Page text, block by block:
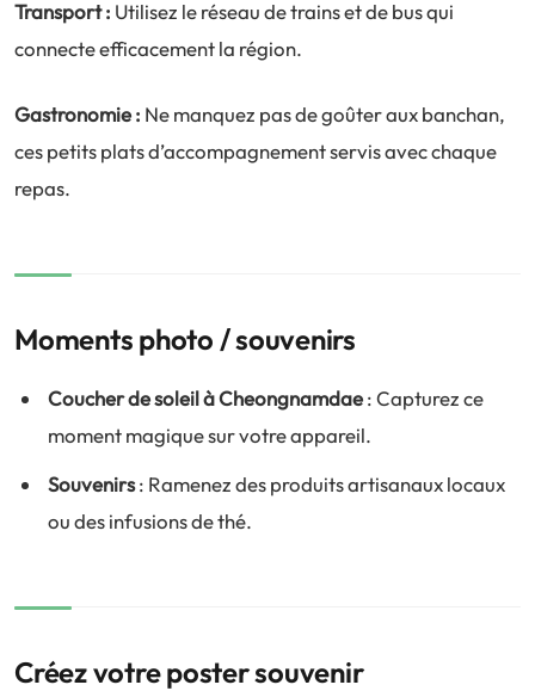
Transport : Utilisez le réseau de trains et de bus qui
connecte efficacement la région.
Gastronomie : Ne manquez pas de goûter aux banchan,
ces petits plats d’accompagnement servis avec chaque
repas.
Moments photo / souvenirs
Coucher de soleil à Cheongnamdae: Capturez ce
moment magique sur votre appareil.
Souvenirs: Ramenez des produits artisanaux locaux
ou des infusions de thé.
Créez votre poster souvenir